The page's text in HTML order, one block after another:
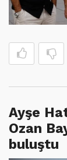
Ayşe
Ozan
buluştu